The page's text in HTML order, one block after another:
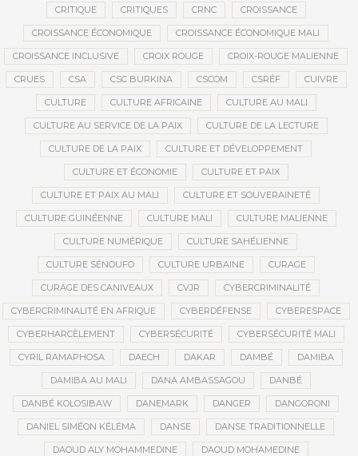
CRITIQUE CRITIQUES CRNC CROISSANCE
CROISSANCE ÉCONOMIQUE CROISSANCE ÉCONOMIQUE MALI
CROISSANCE INCLUSIVE CROIX ROUGE CROIX-ROUGE MALIENNE
CRUES CSA CSC BURKINA CSCOM CSRÉF CUIVRE
CULTURE CULTURE AFRICAINE CULTURE AU MALI
CULTURE AU SERVICE DE LA PAIX CULTURE DE LA LECTURE
CULTURE DE LA PAIX CULTURE ET DÉVELOPPEMENT
CULTURE ET ÉCONOMIE CULTURE ET PAIX
CULTURE ET PAIX AU MALI CULTURE ET SOUVERAINETÉ
CULTURE GUINÉENNE CULTURE MALI CULTURE MALIENNE
CULTURE NUMÉRIQUE CULTURE SAHÉLIENNE
CULTURE SÉNOUFO CULTURE URBAINE CURAGE
CURAGE DES CANIVEAUX CVJR CYBERCRIMINALITÉ
CYBERCRIMINALITÉ EN AFRIQUE CYBERDÉFENSE CYBERESPACE
CYBERHARCÈLEMENT CYBERSÉCURITÉ CYBERSÉCURITÉ MALI
CYRIL RAMAPHOSA DAECH DAKAR DAMBÉ DAMIBA
DAMIBA AU MALI DANA AMBASSAGOU DANBÉ
DANBÉ KOLOSIBAW DANEMARK DANGER DANGORONI
DANIEL SIMÉON KÉLÉMA DANSE DANSE TRADITIONNELLE
DAOUD ALY MOHAMMEDINE DAOUD MOHAMEDINE